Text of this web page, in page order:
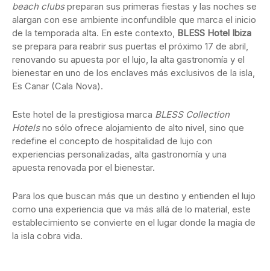
beach clubspreparan sus primeras fiestas y las noches se
alargan con ese ambiente inconfundible que marca el inicio
de la temporada alta. En este contexto, BLESS Hotel Ibiza
se prepara para reabrir sus puertas el próximo 17 de abril,
renovando su apuesta por el lujo, la alta gastronomía y el
bienestar en uno de los enclaves más exclusivos de la isla,
Es Canar (Cala Nova).
Este hotel de la prestigiosa marca BLESS Collection
Hotelsno sólo ofrece alojamiento de alto nivel, sino que
redefine el concepto de hospitalidad de lujo con
experiencias personalizadas, alta gastronomía y una
apuesta renovada por el bienestar.
Para los que buscan más que un destino y entienden el lujo
como una experiencia que va más allá de lo material, este
establecimiento se convierte en el lugar donde la magia de
la isla cobra vida.